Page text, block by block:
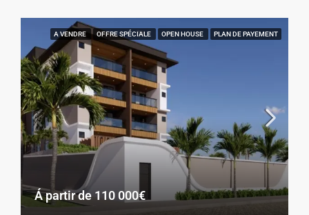
A VENDRE OFFRE SPÉCIALE OPEN HOUSE PLAN DE PAYEMENT
Á partir de 110 000€